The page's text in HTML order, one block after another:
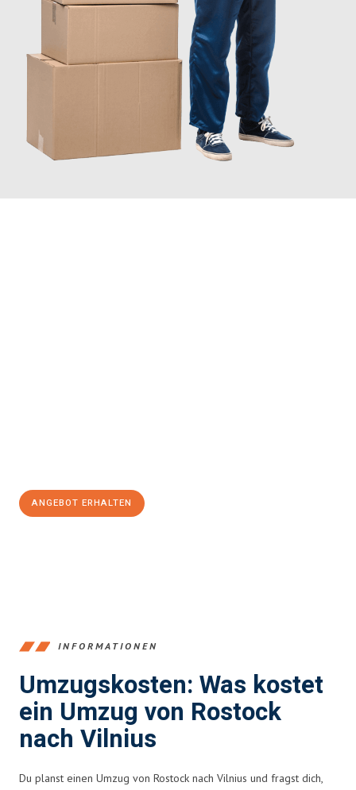
ANGEBOT ERHALTEN
INFORMATIONEN
Umzugskosten: Was kostet
ein Umzug von Rostock
nach Vilnius
Du planst einen Umzug von Rostock nach Vilnius und fragst dich,